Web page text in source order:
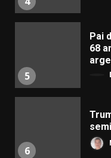
5
Pai
68
6